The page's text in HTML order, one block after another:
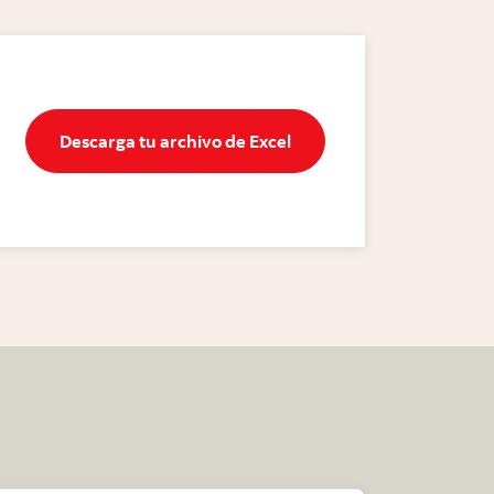
Descarga tu archivo de ExcelDescarga tu archivo de